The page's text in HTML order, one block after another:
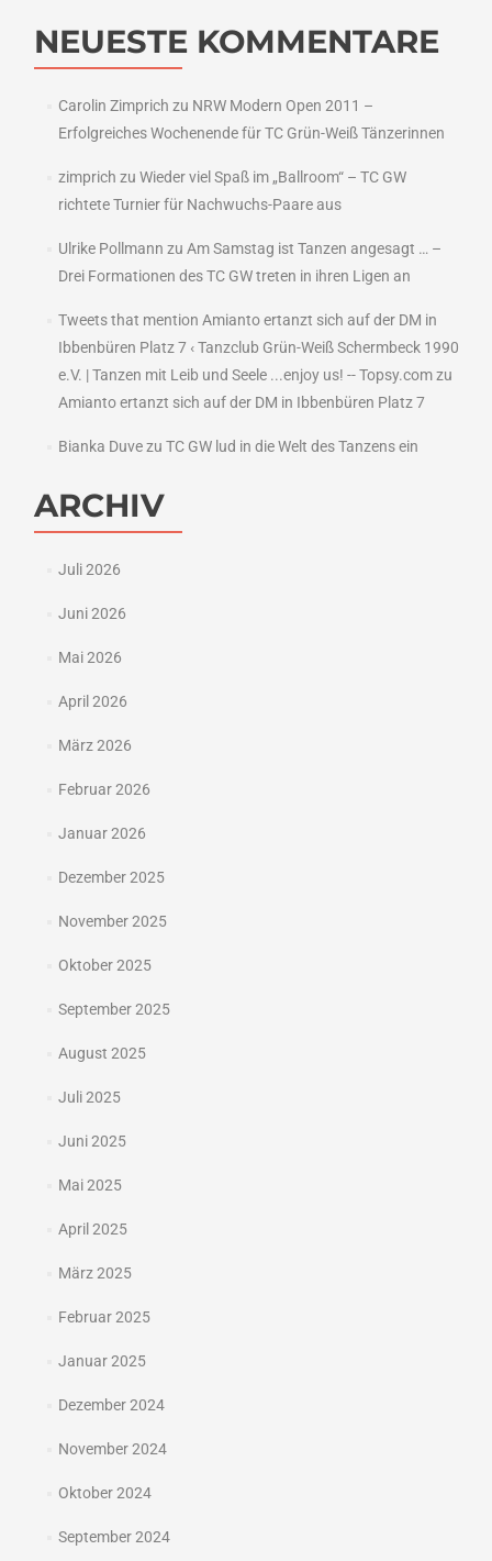
NEUESTE KOMMENTARE
Carolin Zimprich zu NRW Modern Open 2011 –
Erfolgreiches Wochenende für TC Grün-Weiß Tänzerinnen
zimprich zu Wieder viel Spaß im „Ballroom“ – TC GW
richtete Turnier für Nachwuchs-Paare aus
Ulrike Pollmann zu Am Samstag ist Tanzen angesagt … –
Drei Formationen des TC GW treten in ihren Ligen an
Tweets that mention Amianto ertanzt sich auf der DM in
Ibbenbüren Platz 7 ‹ Tanzclub Grün-Weiß Schermbeck 1990
e.V. | Tanzen mit Leib und Seele ...enjoy us! -- Topsy.comzu
Amianto ertanzt sich auf der DM in Ibbenbüren Platz 7
Bianka Duvezu TC GW lud in die Welt des Tanzens ein
ARCHIV
Juli 2026
Juni 2026
Mai 2026
April 2026
März 2026
Februar 2026
Januar 2026
Dezember 2025
November 2025
Oktober 2025
September 2025
August 2025
Juli 2025
Juni 2025
Mai 2025
April 2025
März 2025
Februar 2025
Januar 2025
Dezember 2024
November 2024
Oktober 2024
September 2024